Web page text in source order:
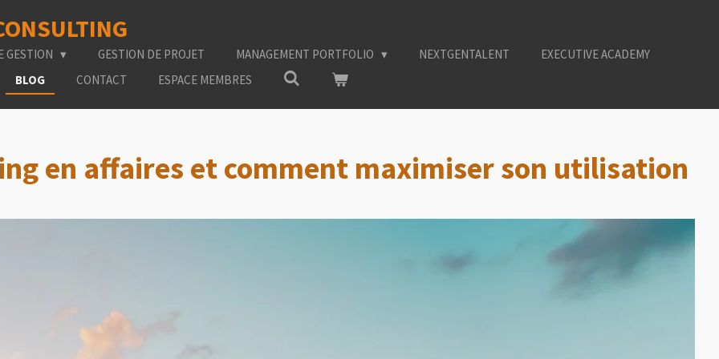
GESTION GESTION DE PROJET MANAGEMENT PORTFOLIO NEXTGENTALENT
EXECUTIVE ACADEMY
BLOG CONTACT ESPACE MEMBRES
en affaires et comment maximiser son utilisation